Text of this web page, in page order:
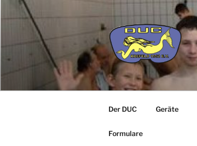
Inhalt
Der DUC Geräte
Formulare